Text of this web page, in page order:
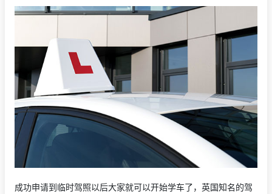
成功申请到临时驾照以后大家就可以开始学车了，英国知名的驾